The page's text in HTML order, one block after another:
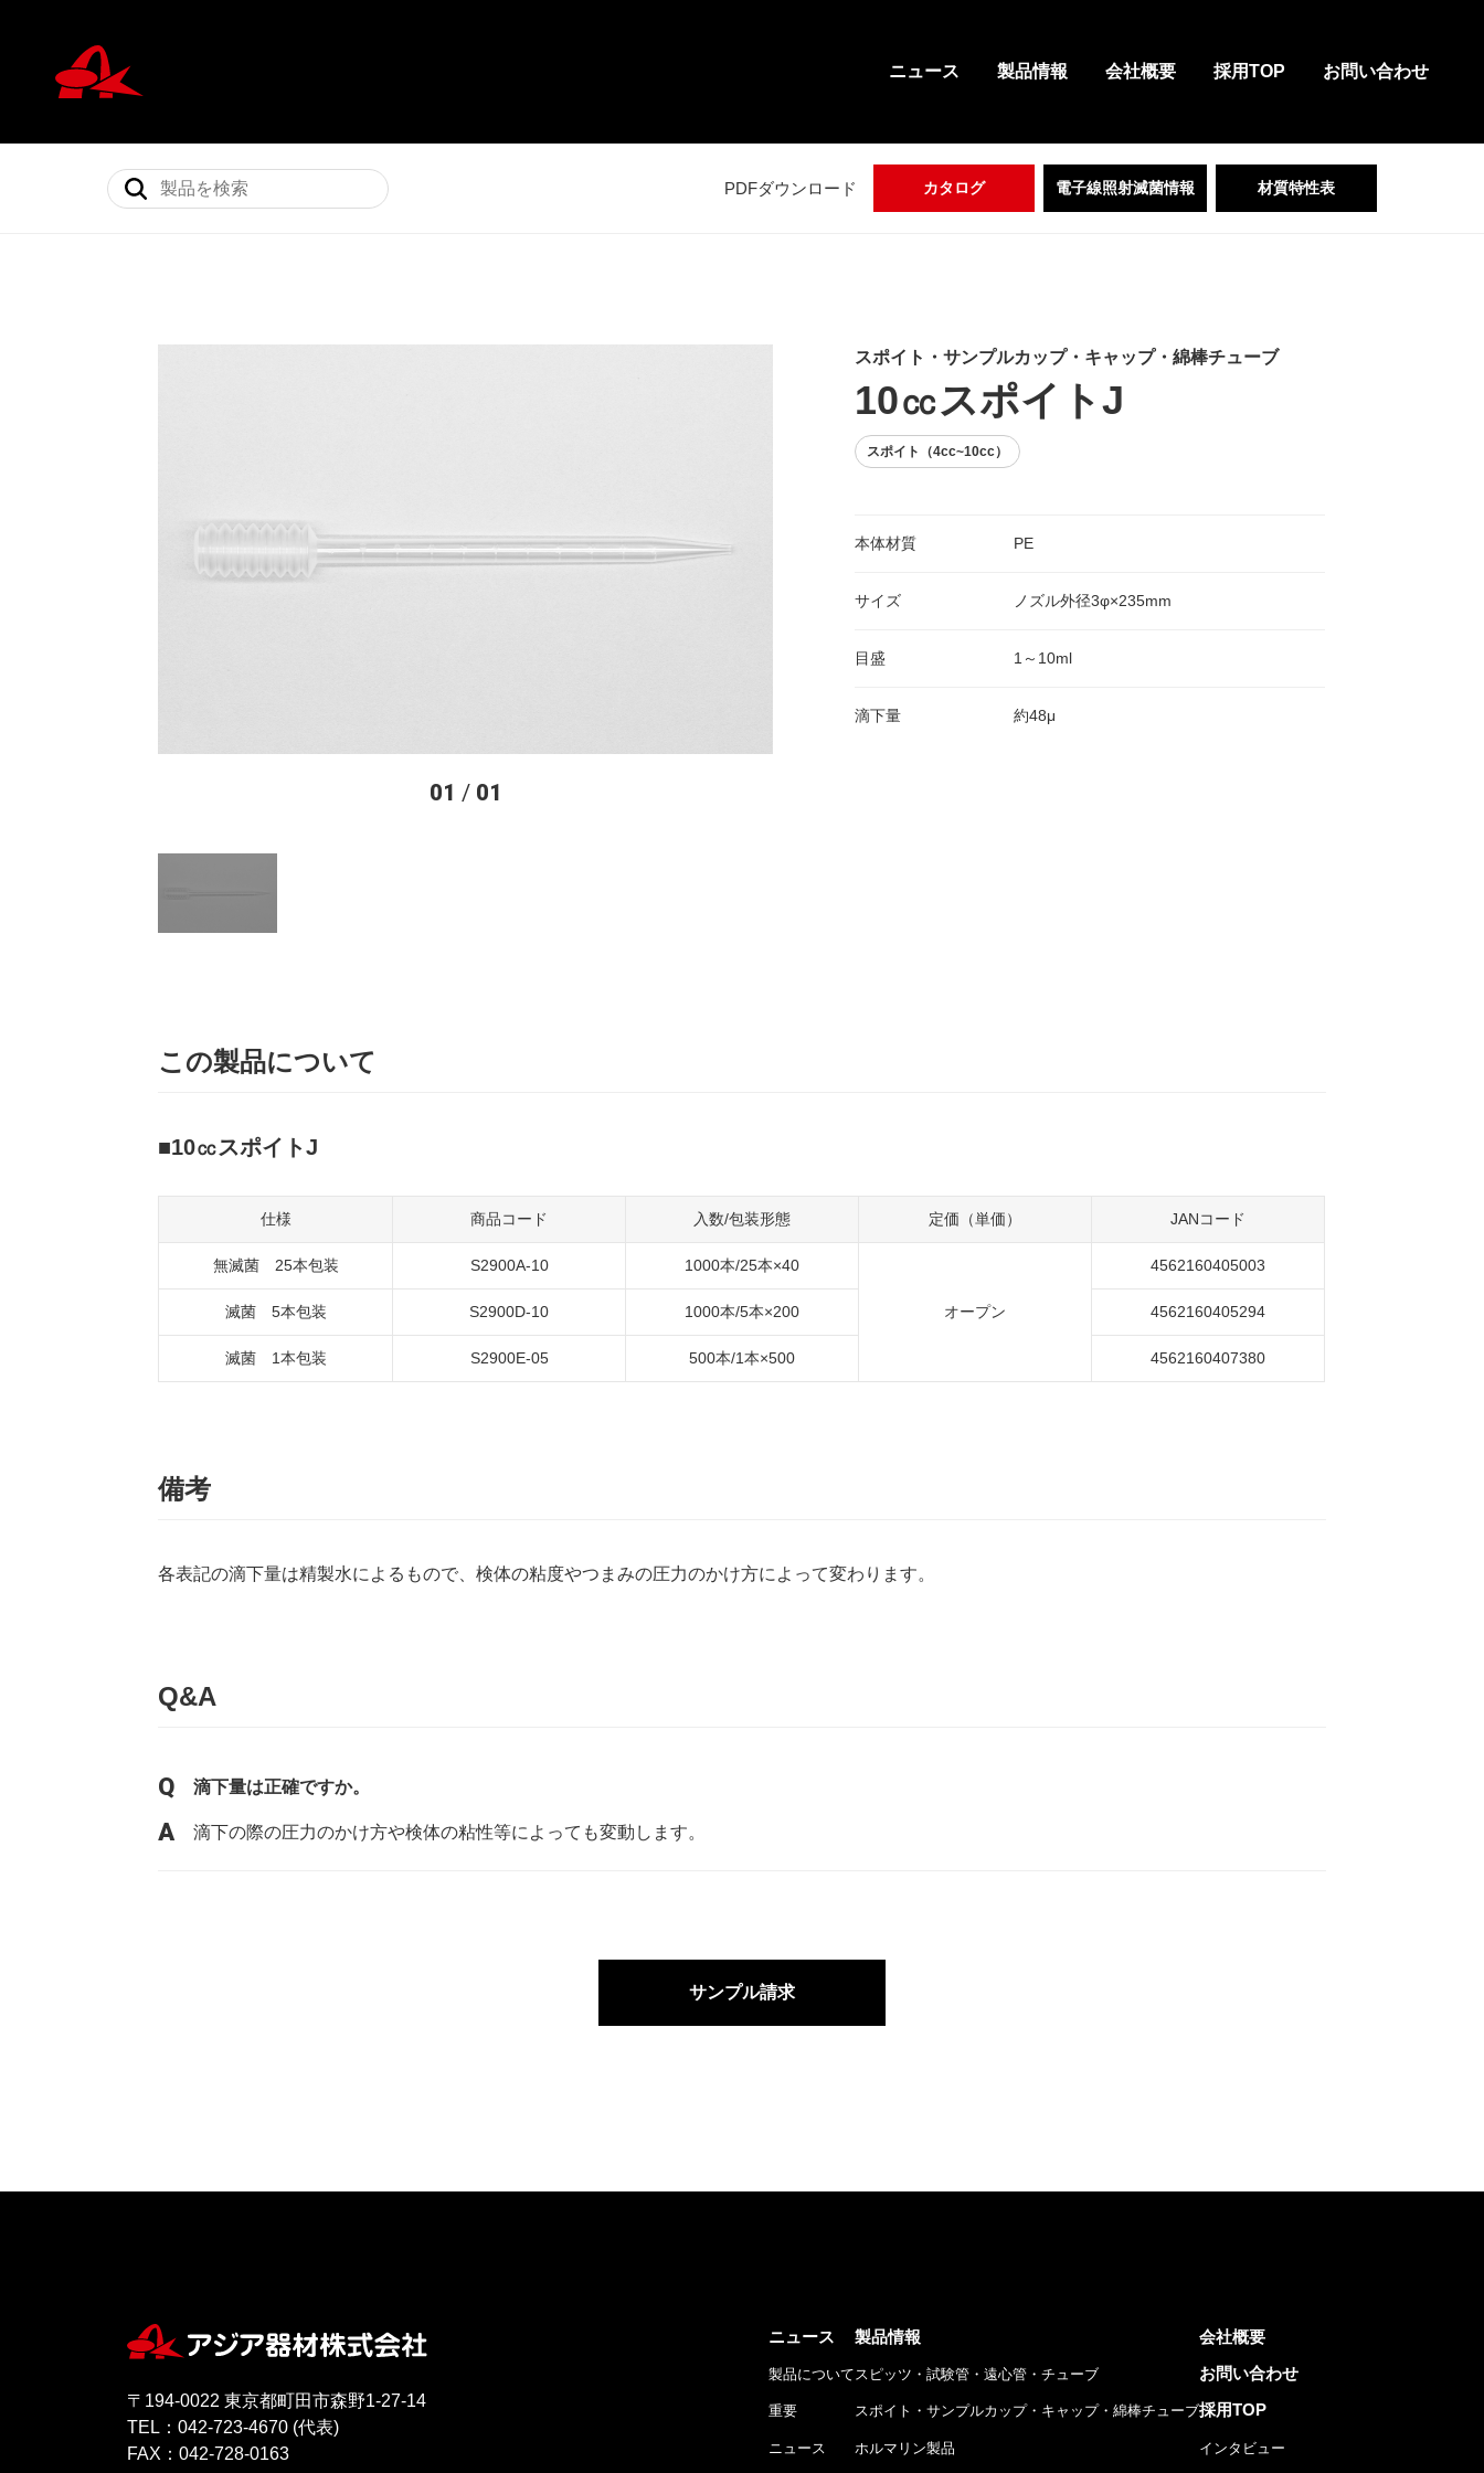
ニュース 製品情報 会社概要 採用TOP お問い合わせ
PDFダウンロード カタログ 電子線照射滅菌情報 材質特性表
01 / 01
スポイト・サンプルカップ・キャップ・綿棒チューブ
10㏄スポイトJ
スポイト（4cc~10cc）
本体材質 PE
サイズ ノズル外径3φ×235mm
目盛 1～10ml
滴下量 約48μ
この製品について
10㏄スポイトJ
仕様 商品コード 入数/包装形態 定価（単価） JANコード
無滅菌 25本包装 S2900A-10 1000本/25本×40
オープン
4562160405003
滅菌 5本包装 S2900D-10 1000本/5本×200 4562160405294
滅菌 1本包装 S2900E-05 500本/1本×500 4562160407380
備考
各表記の滴下量は精製水によるもので、検体の粘度やつまみの圧力のかけ方によって変わります。
Q&A
滴下量は正確ですか。
滴下の際の圧力のかけ方や検体の粘性等によっても変動します。
サンプル請求
〒194-0022 東京都町田市森野1-27-14
TEL：042-723-4670 (代表)
FAX：042-728-0163
ニュース
製品について
重要
ニュース
製品情報
スピッツ・試験管・遠心管・チューブ
スポイト・サンプルカップ・キャップ・綿棒チューブ
ホルマリン製品
会社概要
お問い合わせ
採用TOP
インタビュー